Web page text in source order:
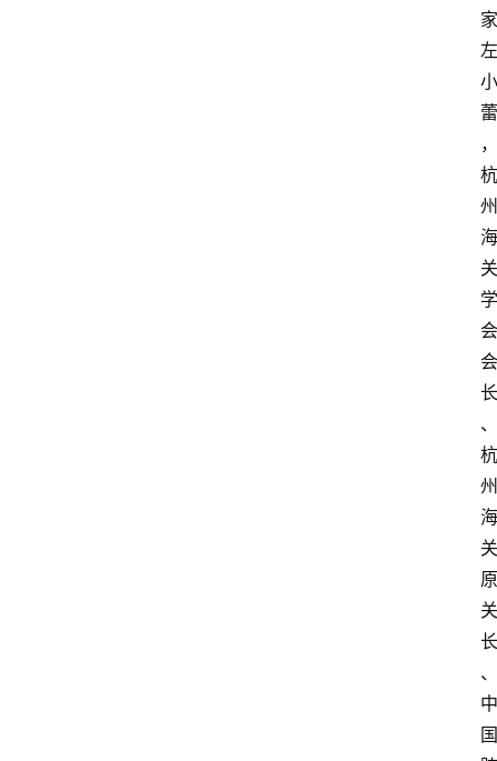
家
左
小
蕾
，
杭
州
海
关
学
会
会
长
、
杭
州
海
关
原
关
长
、
中
国